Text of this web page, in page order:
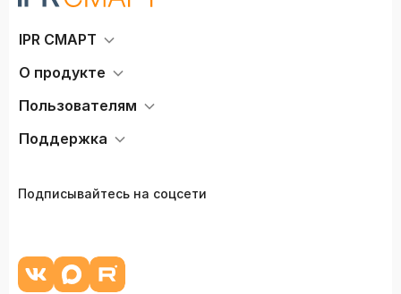
IPR СМАРТ
О продукте
Пользователям
Поддержка
Подписывайтесь на соцсети